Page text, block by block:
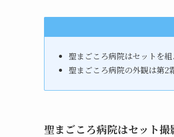
聖まごころ病院はセットを
聖まごころ病院の外観は第2
聖まごころ病院はセット撮